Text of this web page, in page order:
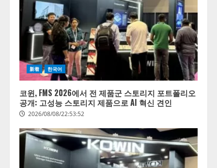
新着 한국어
코윈, FMS 2026에서 전 제품군 스토리지 포트폴리오
공개: 고성능 스토리지 제품으로 AI 혁신 견인
2026/08/08/22:53:52